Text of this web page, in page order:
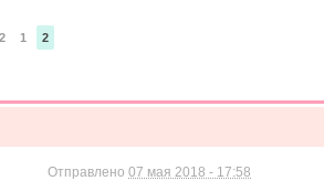
1 2
Отправлено07 мая 2018 - 17:58